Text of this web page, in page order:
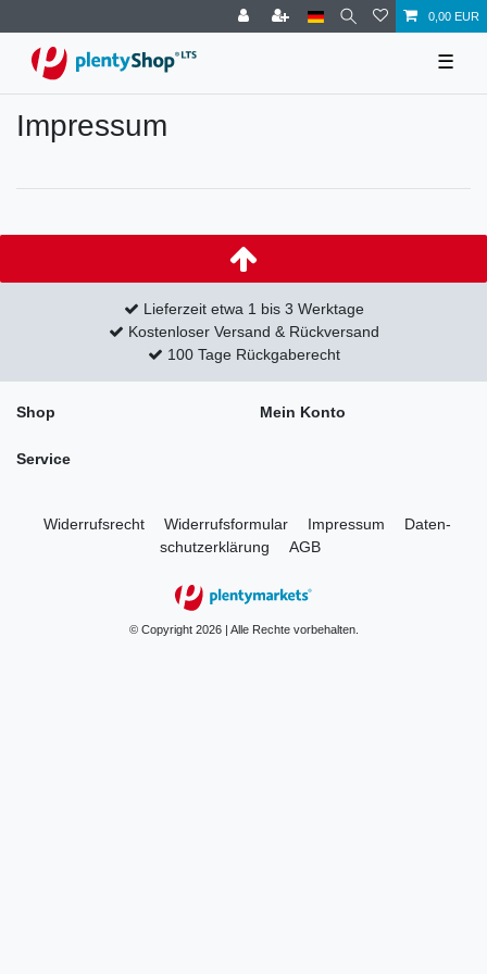
0,00 EUR
☰
Impressum
Lieferzeit etwa 1 bis 3 Werktage
Kostenloser Versand & Rückversand
100 Tage Rückgaberecht
Shop Mein Konto
Service
Widerrufs­recht Widerrufs­formular Impressum
Daten­
schutz­erklärung
AGB
© Copyright 2026 | Alle Rechte vorbehalten.